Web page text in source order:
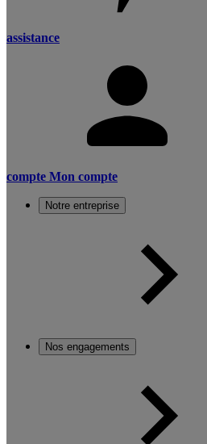
assistance
compte Mon compte
Notre entreprise
Nos engagements